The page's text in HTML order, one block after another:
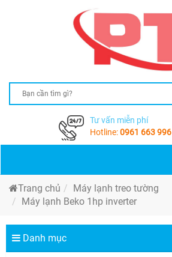
Tư vấn miễn phí
Hotline:0961 663 996
Trang chủ
Máy lạnh treo tường
Máy lạnh Beko 1hp inverter
Danh mục